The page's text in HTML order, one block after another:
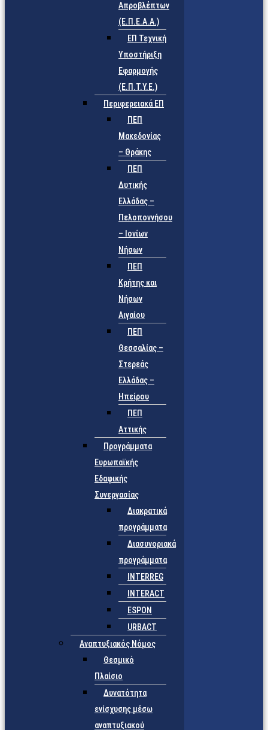
Απροβλέπτων
(Ε.Π.Ε.Α.Α.)
ΕΠ Τεχνική
Υποστήριξη
Εφαρμογής
(Ε.Π.Τ.Υ.Ε.)
Περιφερειακά ΕΠ
ΠΕΠ
Μακεδονίας
– Θράκης
ΠΕΠ
Δυτικής
Ελλάδας –
Πελοποννήσου
– Ιονίων
Νήσων
ΠΕΠ
Κρήτης και
Νήσων
Αιγαίου
ΠΕΠ
Θεσσαλίας –
Στερεάς
Ελλάδας –
Ηπείρου
ΠΕΠ
Αττικής
Προγράμματα
Ευρωπαϊκής
Εδαφικής
Συνεργασίας
Διακρατικά
προγράμματα
Διασυνοριακά
προγράμματα
INTERREG
INTERACT
ESPON
URBACT
Αναπτυξιακός Νόμος
Θεσμικό
Πλαίσιο
Δυνατότητα
ενίσχυσης μέσω
αναπτυξιακού